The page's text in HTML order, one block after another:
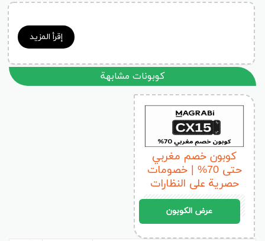
إقرأ المزيد
كوبونات مشابهة
كوبون خصم مغربي
حتى 70% | خصومات
حصرية على النظارات
عرض الكوبون